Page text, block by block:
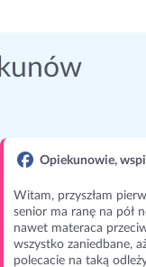
Opiekunowie,
Witam, przyszłam
senior ma ranę na pół
nawet materaca
wszystko zaniedbane,
polecacie na taką